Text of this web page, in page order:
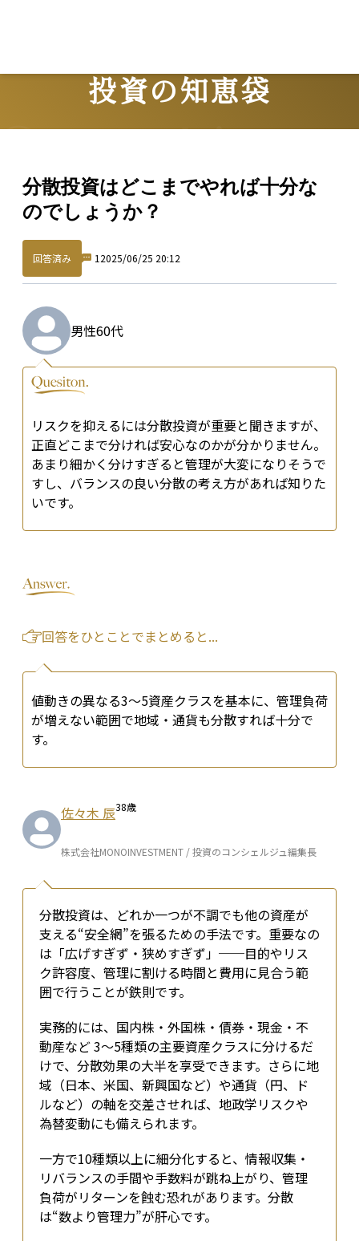
投資の知恵袋
分散投資はどこまでやれば十分な
のでしょうか？
回答済み 1 2025/06/25 20:12
男性60代
リスクを抑えるには分散投資が重要と聞きますが、
正直どこまで分ければ安心なのかが分かりません。
あまり細かく分けすぎると管理が大変になりそうで
すし、バランスの良い分散の考え方があれば知りた
いです。
回答をひとことでまとめると...
値動きの異なる3〜5資産クラスを基本に、管理負荷
が増えない範囲で地域・通貨も分散すれば十分で
す。
佐々木 辰38歳
株式会社MONOINVESTMENT / 投資のコンシェルジュ編集長
分散投資は、どれか一つが不調でも他の資産が
支える“安全網”を張るための手法です。重要なの
は「広げすぎず・狭めすぎず」──目的やリス
ク許容度、管理に割ける時間と費用に見合う範
囲で行うことが鉄則です。
実務的には、国内株・外国株・債券・現金・不
動産など 3〜5種類の主要資産クラスに分けるだ
けで、分散効果の大半を享受できます。さらに地
域（日本、米国、新興国など）や通貨（円、ド
ルなど）の軸を交差させれば、地政学リスクや
為替変動にも備えられます。
一方で10種類以上に細分化すると、情報収集・
リバランスの手間や手数料が跳ね上がり、管理
負荷がリターンを蝕む恐れがあります。分散
は“数より管理力”が肝心です。